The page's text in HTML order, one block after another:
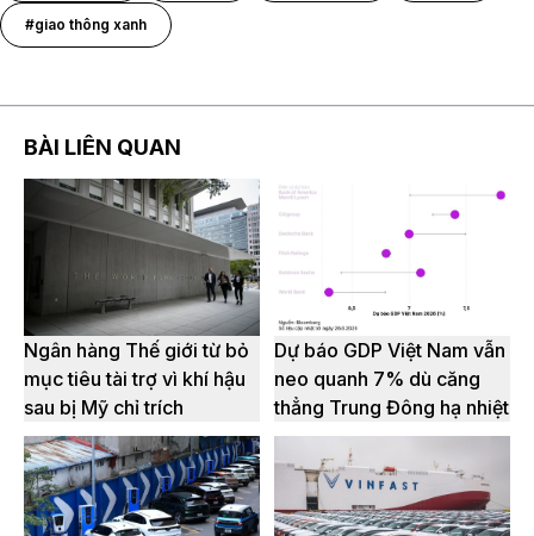
#giao thông xanh
BÀI LIÊN QUAN
Ngân hàng Thế giới từ bỏ
mục tiêu tài trợ vì khí hậu
sau bị Mỹ chỉ trích
Dự báo GDP Việt Nam vẫn
neo quanh 7% dù căng
thẳng Trung Đông hạ nhiệt